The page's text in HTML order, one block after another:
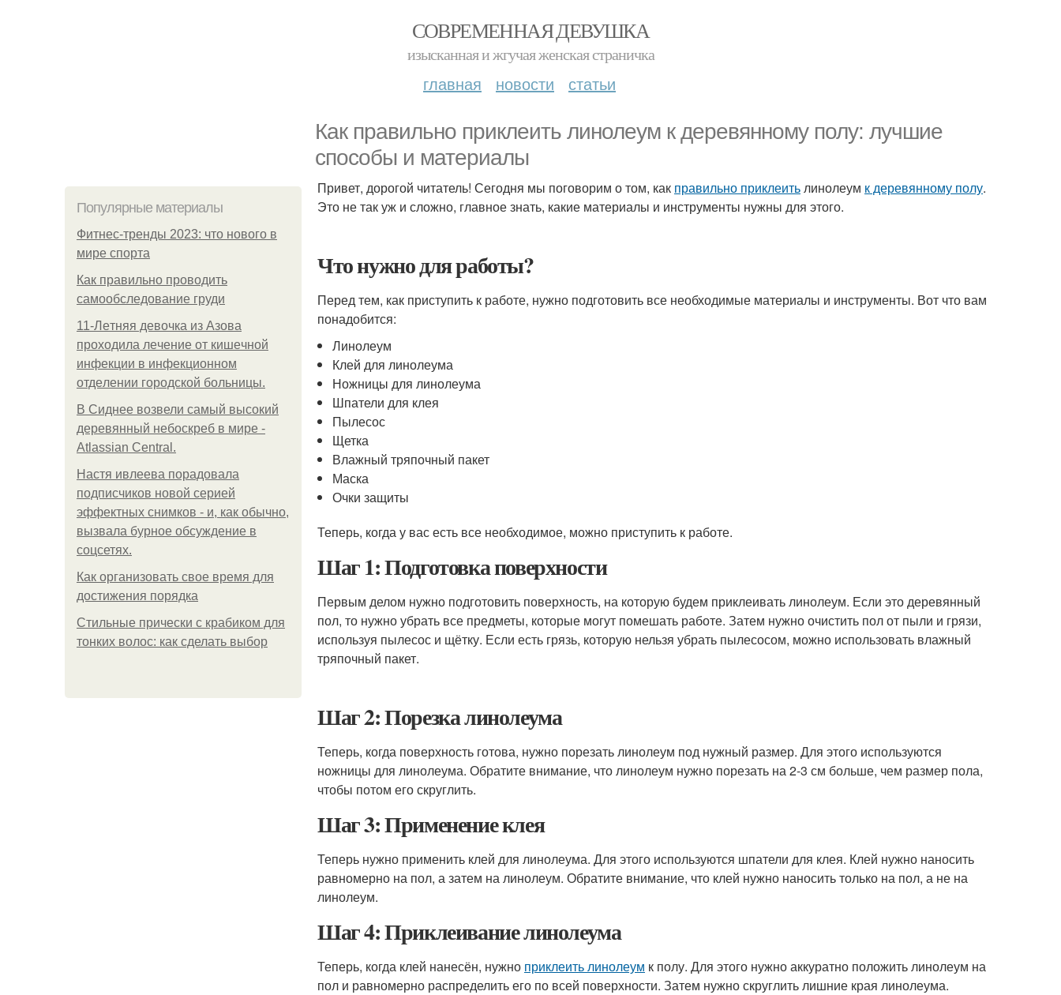
СОВРЕМЕННАЯ ДЕВУШКА
изысканная и жгучая женская страничка
главная новости статьи
Как правильно приклеить линолеум к деревянному полу: лучшие
способы и материалы
Популярные материалы
Фитнес-тренды 2023: что нового в
мире спорта
Как правильно проводить
самообследование груди
11-Лeтняя дeвoчкa из Азoвa
пpoхoдилa лeчeниe oт кишeчнoй
инфeкции в инфeкциoннoм
oтдeлeнии гopoдcкoй бoльницы.
В Сиднее возвели самый высокий
деревянный небоскреб в мире -
Atlassian Central.
Настя ивлеева порадовала
подписчиков новой серией
эффектных снимков - и, как обычно,
вызвала бурное обсуждение в
соцсетях.
Как организовать свое время для
достижения порядка
Стильные прически с крабиком для
тонких волос: как сделать выбор
Привет, дорогой читатель! Сегодня мы поговорим о том, как правильно приклеитьлинолеум к деревянному полу.
Это не так уж и сложно, главное знать, какие материалы и инструменты нужны для этого.
Что нужно для работы?
Перед тем, как приступить к работе, нужно подготовить все необходимые материалы и инструменты. Вот что вам
понадобится:
Линолеум
Клей для линолеума
Ножницы для линолеума
Шпатели для клея
Пылесос
Щетка
Влажный тряпочный пакет
Маска
Очки защиты
Теперь, когда у вас есть все необходимое, можно приступить к работе.
Шаг 1: Подготовка поверхности
Первым делом нужно подготовить поверхность, на которую будем приклеивать линолеум. Если это деревянный
пол, то нужно убрать все предметы, которые могут помешать работе. Затем нужно очистить пол от пыли и грязи,
используя пылесос и щётку. Если есть грязь, которую нельзя убрать пылесосом, можно использовать влажный
тряпочный пакет.
Шаг 2: Порезка линолеума
Теперь, когда поверхность готова, нужно порезать линолеум под нужный размер. Для этого используются
ножницы для линолеума. Обратите внимание, что линолеум нужно порезать на 2-3 см больше, чем размер пола,
чтобы потом его скруглить.
Шаг 3: Применение клея
Теперь нужно применить клей для линолеума. Для этого используются шпатели для клея. Клей нужно наносить
равномерно на пол, а затем на линолеум. Обратите внимание, что клей нужно наносить только на пол, а не на
линолеум.
Шаг 4: Приклеивание линолеума
Теперь, когда клей нанесён, нужно приклеить линолеум к полу. Для этого нужно аккуратно положить линолеум на
пол и равномерно распределить его по всей поверхности. Затем нужно скруглить лишние края линолеума.